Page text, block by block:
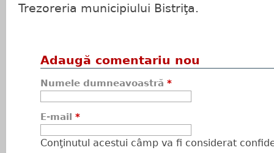
Trezoreria municipiului Bistriţa.
Adaugă comentariu nou
Numele dumneavoastră *
E-mail *
Conţinutul acestui câmp va fi considerat